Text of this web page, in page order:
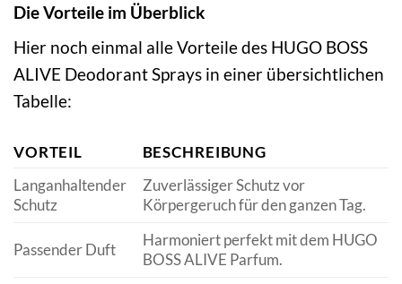
Die Vorteile im Überblick
Hier noch einmal alle Vorteile des HUGO BOSS
ALIVE Deodorant Sprays in einer übersichtlichen
Tabelle:
VORTEIL
BESCHREIBUNG
Langanhaltender
Schutz
Zuverlässiger Schutz vor
Körpergeruch für den ganzen Tag.
Passender Duft
Harmoniert perfekt mit dem HUGO
BOSS ALIVE Parfum.